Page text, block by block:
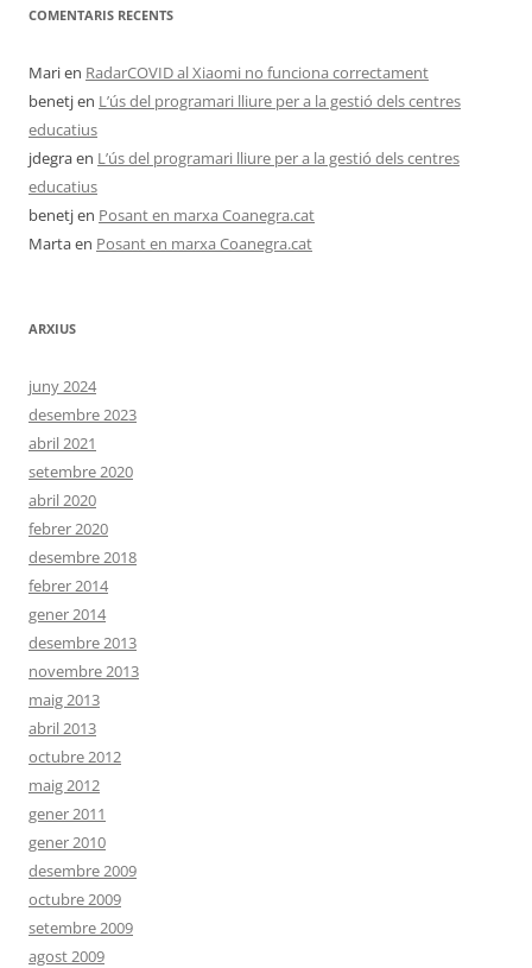
COMENTARIS RECENTS
Marien RadarCOVID al Xiaomi no funciona correctament
benetjen L’ús del programari lliure per a la gestió dels centres
educatius
jdegraen L’ús del programari lliure per a la gestió dels centres
educatius
benetjen Posant en marxa Coanegra.cat
Martaen Posant en marxa Coanegra.cat
ARXIUS
juny 2024
desembre 2023
abril 2021
setembre 2020
abril 2020
febrer 2020
desembre 2018
febrer 2014
gener 2014
desembre 2013
novembre 2013
maig 2013
abril 2013
octubre 2012
maig 2012
gener 2011
gener 2010
desembre 2009
octubre 2009
setembre 2009
agost 2009